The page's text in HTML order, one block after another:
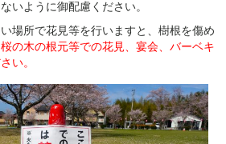
いように御配慮ください。
場所で花見等を行いますと、樹根を傷め
桜の木の根元等での花見、宴会、バーベキ
い。